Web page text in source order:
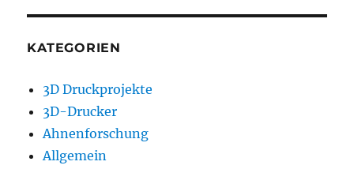
KATEGORIEN
3D Druckprojekte
3D-Drucker
Ahnenforschung
Allgemein